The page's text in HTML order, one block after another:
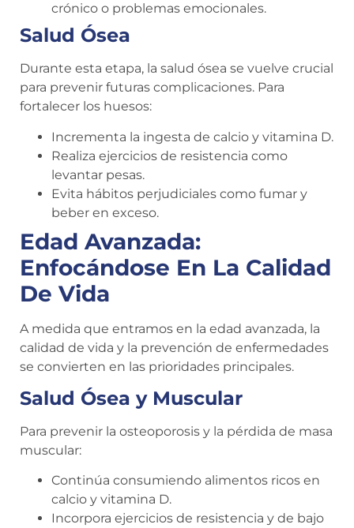
crónico o problemas emocionales.
Salud Ósea
Durante esta etapa, la salud ósea se vuelve crucial
para prevenir futuras complicaciones. Para
fortalecer los huesos:
Incrementa la ingesta de calcio y vitamina D.
Realiza ejercicios de resistencia como
levantar pesas.
Evita hábitos perjudiciales como fumar y
beber en exceso.
Edad Avanzada:
Enfocándose En La Calidad
De Vida
A medida que entramos en la edad avanzada, la
calidad de vida y la prevención de enfermedades
se convierten en las prioridades principales.
Salud Ósea y Muscular
Para prevenir la osteoporosis y la pérdida de masa
muscular:
Continúa consumiendo alimentos ricos en
calcio y vitamina D.
Incorpora ejercicios de resistencia y de bajo